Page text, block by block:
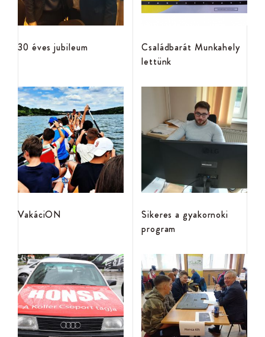
30 éves jubileum
Családbarát Munkahely
lettünk
VakáciON
Sikeres a gyakornoki
program